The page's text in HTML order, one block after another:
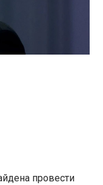
провести